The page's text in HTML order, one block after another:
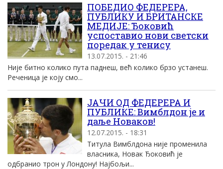
ПОБЕДИО ФЕДЕРЕРА,
ПУБЛИКУ И БРИТАНСКЕ
МЕДИЈЕ: Ђоковић
успоставио нови светски
поредак у тенису
13.07.2015. - 21:46
Није битно колико пута паднеш, већ колико брзо устанеш.
Реченица је коју смо...
ЈАЧИ ОД ФЕДЕРЕРА И
ПУБЛИКЕ: Вимблдон је и
даље Новаков!
12.07.2015. - 18:31
Титула Вимблдона није променила
власника, Новак Ђоковић је
одбранио трон у Лондону! Најбољи...